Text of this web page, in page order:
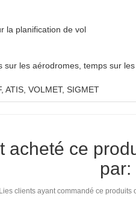
la planification de vol
les aérodromes, temps sur
ATIS, VOLMET, SIGMET
acheté ce
par:
Lies clients ayant commandé ce produits